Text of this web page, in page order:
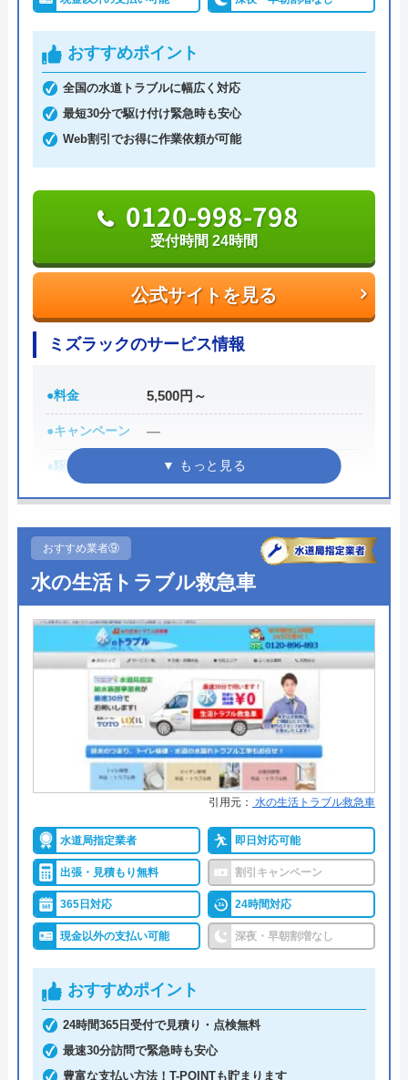
Googleクチコミを見る
系列電器店や大手家電量販店では難しい「お手頃価
格」を提供し、設置・交換も技術力の高いスタッフ
が対応してくれるなど高品質なサービスを受けられ
るのが大きな特徴です。
0120-54-8419
アトム電器チェーンの基本情報
運営会社 株式会社アトムチェーン本部
代表者 井坂博史
創業・設立 1989年11月設立
所在地
〒583-0871
対応エリア
関東、東北、信越、北陸、中部、関
西、中国、四国、九州各都道府県
2.4 件のクチコミ）
※クチコミの内容について
しげやん
8 か月前
アトム電器チェーン下山手店にエアコンの購
入と施工をお願いしたいと電話したところ、
一見客は取り扱いできないとのこと、ホーム
ページは完全に誇大広告です。
おすすめポイント
全国の水道トラブルに幅広く対応
最短30分で駆け付け緊急時も安心
Web割引でお得に作業依頼が可能
公式サイトを見る
0120-998-798
受付時間 24時間
ミズラックのサービス情報
●料金 5,500円～
●キャンペーン ―
●駆けつけ時間 最短30分
●受付時間 24時間
●定休日
●出張見積もり 出張見積もり無料
●支払い方法
現金、クレジットカード、銀行振
込
●累計実績 ―
●保証・保険 無料保証あり
詳細は公式HPでご確認ください
ミズラックがおすすめの理由
ミズラックは全国の水道トラブルに対応している水
道修理業者です。
全国各署の営業所の中から現場に一番近いスタッフ
が訪問するので、最短30分で駆け付けてくれます。
24時間連絡を受け付けているので、緊急のトラブル
でも安心してご依頼いただけます。
2,000円のWeb割引もあり、お得に作業を依頼でき
るので、忘れずに活用するようにしましょう。
おすすめ業者⑨
水の生活トラブル救急車
引用元： 水の生活トラブル救急車
水道局指定業者 即日対応可能
出張・見積もり無料 割引キャンペーン
365日対応 24時間対応
現金以外の支払い可能 深夜・早朝割増なし
おすすめポイント
24時間365日受付で見積り・点検無料
最速30分訪問で緊急時も安心
豊富な支払い方法！T-POINTも貯まります